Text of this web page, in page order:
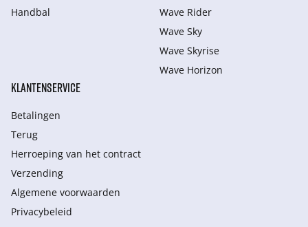
Handbal
Wave Rider
Wave Sky
Wave Skyrise
Wave Horizon
KLANTENSERVICE
Betalingen
Terug
Herroeping van het contract
Verzending
Algemene voorwaarden
Privacybeleid